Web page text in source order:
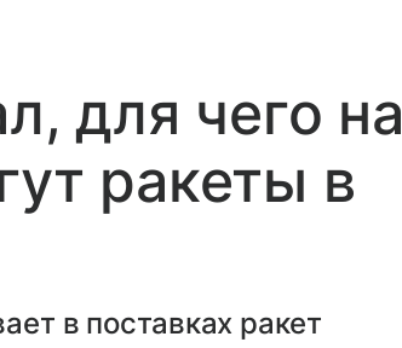
для чего на
ракеты в
в поставках ракет